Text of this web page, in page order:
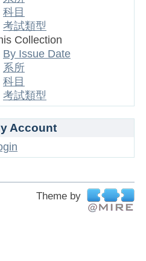
科目
考試類型
Collection
By Issue Date
系所
科目
考試類型
Account
Theme by